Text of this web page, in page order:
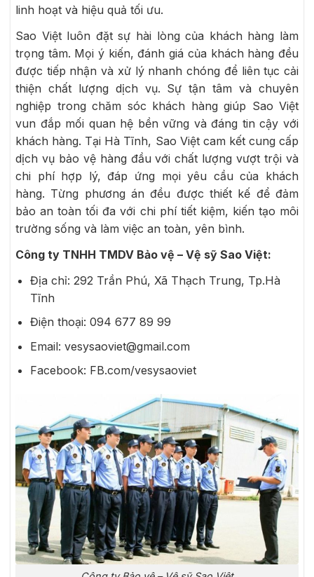
linh hoạt và hiệu quả tối ưu.
Sao Việt luôn đặt sự hài lòng của khách hàng làm
trọng tâm. Mọi ý kiến, đánh giá của khách hàng đều
được tiếp nhận và xử lý nhanh chóng để liên tục cải
thiện chất lượng dịch vụ. Sự tận tâm và chuyên
nghiệp trong chăm sóc khách hàng giúp Sao Việt
vun đắp mối quan hệ bền vững và đáng tin cậy với
khách hàng. Tại Hà Tĩnh, Sao Việt cam kết cung cấp
dịch vụ bảo vệ hàng đầu với chất lượng vượt trội và
chi phí hợp lý, đáp ứng mọi yêu cầu của khách
hàng. Từng phương án đều được thiết kế để đảm
bảo an toàn tối đa với chi phí tiết kiệm, kiến tạo môi
trường sống và làm việc an toàn, yên bình.
Công ty TNHH TMDV Bảo vệ – Vệ sỹ Sao Việt:
Địa chỉ: 292 Trần Phú, Xã Thạch Trung, Tp.Hà
Tĩnh
Điện thoại: 094 677 89 99
Email: vesysaoviet@gmail.com
Facebook: FB.com/vesysaoviet